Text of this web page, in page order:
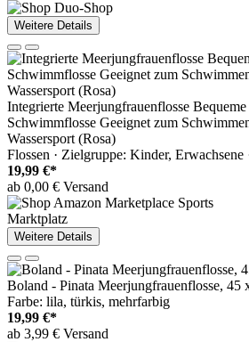
Weitere Details
Integrierte Meerjungfrauenflosse
Schwimmflosse Geeignet zum
Wassersport (Rosa)
Flossen · Zielgruppe: Kinder, Erwachsene
19,99 €*
ab 0,00 € Versand
Marktplatz
Weitere Details
Boland - Pinata Meerjungfrauenflosse, 45
Farbe: lila, türkis, mehrfarbig
19,99 €*
ab 3,99 € Versand